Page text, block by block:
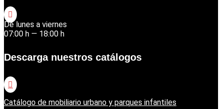

De lunes a viernes
07:00 h — 18:00 h
Descarga nuestros catálogos

Catálogo de mobiliario urbano y parques infantiles